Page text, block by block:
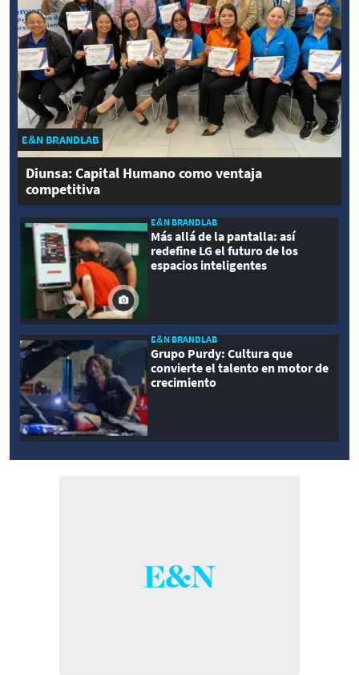
E&N BRANDLAB
Diunsa: Capital Humano como ventaja
competitiva
E&N BRANDLAB
Más allá de la pantalla: así
redefine LG el futuro de los
espacios inteligentes
E&N BRANDLAB
Grupo Purdy: Cultura que
convierte el talento en motor de
crecimiento